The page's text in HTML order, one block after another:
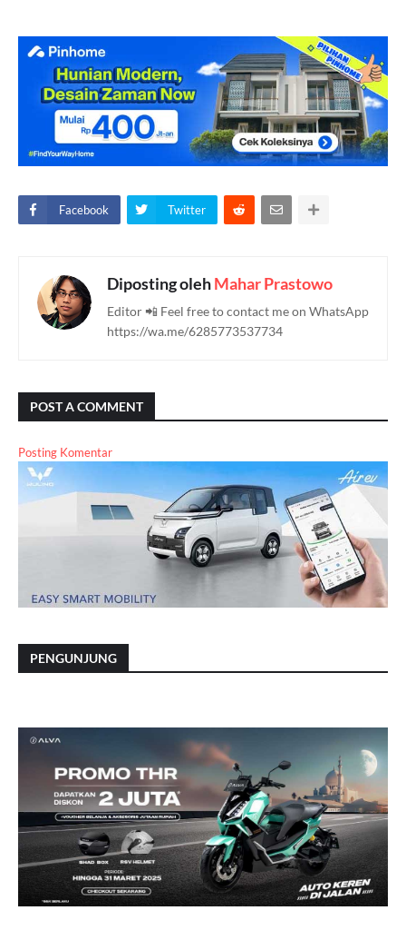
Facebook Twitter
Diposting olehMahar Prastowo
Editor 📲 Feel free to contact me on WhatsApp
https://wa.me/6285773537734
POST A COMMENT
Posting Komentar
PENGUNJUNG